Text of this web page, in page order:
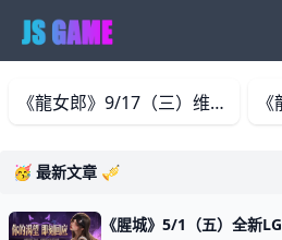
《龍女郎》9/17（三）维护 各位玩家， 我们将于2025年9月17日(三) 10:00 GMT+8 进行维护更新， 预计于16:00 GMT+8完成维护过程，请耐心等候。 期间玩家将无法登入及进行游
🥳 最新文章 🎺